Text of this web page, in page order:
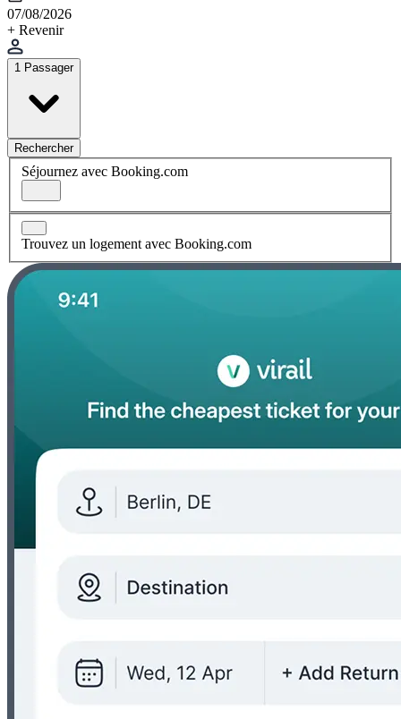
07/08/2026
+ Revenir
1 Passager
Rechercher
Séjournez avec Booking.com
Trouvez un logement avec Booking.com